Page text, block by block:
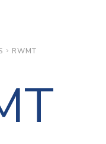
RWMT